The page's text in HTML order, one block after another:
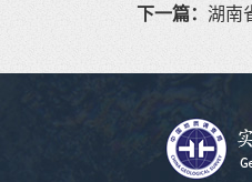
下一篇：湖南